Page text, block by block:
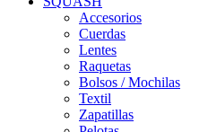
Accesorios
Cuerdas
Lentes
Raquetas
Bolsos / Mochilas
Textil
Zapatillas